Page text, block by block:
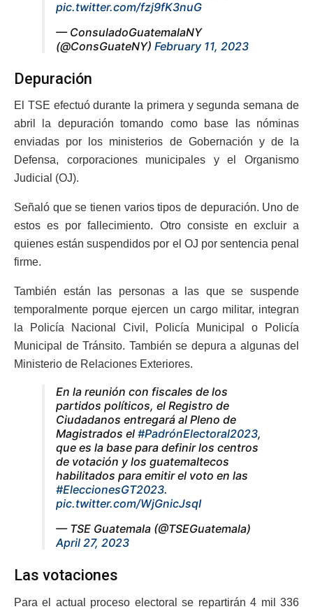
pic.twitter.com/fzj9fK3nuG
— ConsuladoGuatemalaNY
(@ConsGuateNY) February 11, 2023
Depuración
El TSE efectuó durante la primera y segunda semana de
abril la depuración tomando como base las nóminas
enviadas por los ministerios de Gobernación y de la
Defensa, corporaciones municipales y el Organismo
Judicial (OJ).
Señaló que se tienen varios tipos de depuración. Uno de
estos es por fallecimiento. Otro consiste en excluir a
quienes están suspendidos por el OJ por sentencia penal
firme.
También están las personas a las que se suspende
temporalmente porque ejercen un cargo militar, integran
la Policía Nacional Civil, Policía Municipal o Policía
Municipal de Tránsito. También se depura a algunas del
Ministerio de Relaciones Exteriores.
En la reunión con fiscales de los
partidos políticos, el Registro de
Ciudadanos entregará al Pleno de
Magistrados el #PadrónElectoral2023,
que es la base para definir los centros
de votación y los guatemaltecos
habilitados para emitir el voto en las
#EleccionesGT2023.
pic.twitter.com/WjGnicJsqI
— TSE Guatemala (@TSEGuatemala)
April 27, 2023
Las votaciones
Para el actual proceso electoral se repartirán 4 mil 336